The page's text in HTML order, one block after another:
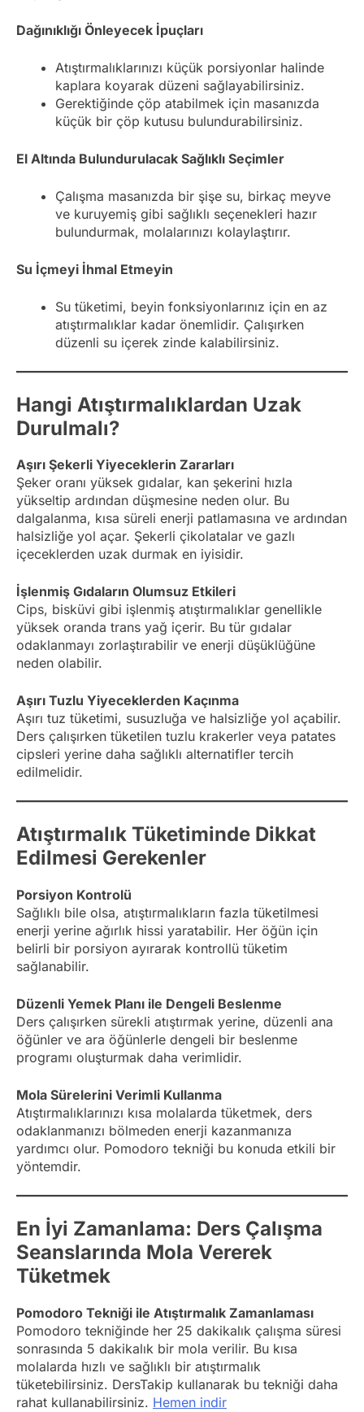
Dağınıklığı Önleyecek İpuçları
Atıştırmalıklarınızı küçük porsiyonlar halinde
kaplara koyarak düzeni sağlayabilirsiniz.
Gerektiğinde çöp atabilmek için masanızda
küçük bir çöp kutusu bulundurabilirsiniz.
El Altında Bulundurulacak Sağlıklı Seçimler
Çalışma masanızda bir şişe su, birkaç meyve
ve kuruyemiş gibi sağlıklı seçenekleri hazır
bulundurmak, molalarınızı kolaylaştırır.
Su İçmeyi İhmal Etmeyin
Su tüketimi, beyin fonksiyonlarınız için en az
atıştırmalıklar kadar önemlidir. Çalışırken
düzenli su içerek zinde kalabilirsiniz.
Hangi Atıştırmalıklardan Uzak
Durulmalı?
Aşırı Şekerli Yiyeceklerin Zararları
Şeker oranı yüksek gıdalar, kan şekerini hızla
yükseltip ardından düşmesine neden olur. Bu
dalgalanma, kısa süreli enerji patlamasına ve ardından
halsizliğe yol açar. Şekerli çikolatalar ve gazlı
içeceklerden uzak durmak en iyisidir.
İşlenmiş Gıdaların Olumsuz Etkileri
Cips, bisküvi gibi işlenmiş atıştırmalıklar genellikle
yüksek oranda trans yağ içerir. Bu tür gıdalar
odaklanmayı zorlaştırabilir ve enerji düşüklüğüne
neden olabilir.
Aşırı Tuzlu Yiyeceklerden Kaçınma
Aşırı tuz tüketimi, susuzluğa ve halsizliğe yol açabilir.
Ders çalışırken tüketilen tuzlu krakerler veya patates
cipsleri yerine daha sağlıklı alternatifler tercih
edilmelidir.
Atıştırmalık Tüketiminde Dikkat
Edilmesi Gerekenler
Porsiyon Kontrolü
Sağlıklı bile olsa, atıştırmalıkların fazla tüketilmesi
enerji yerine ağırlık hissi yaratabilir. Her öğün için
belirli bir porsiyon ayırarak kontrollü tüketim
sağlanabilir.
Düzenli Yemek Planı ile Dengeli Beslenme
Ders çalışırken sürekli atıştırmak yerine, düzenli ana
öğünler ve ara öğünlerle dengeli bir beslenme
programı oluşturmak daha verimlidir.
Mola Sürelerini Verimli Kullanma
Atıştırmalıklarınızı kısa molalarda tüketmek, ders
odaklanmanızı bölmeden enerji kazanmanıza
yardımcı olur. Pomodoro tekniği bu konuda etkili bir
yöntemdir.
En İyi Zamanlama: Ders Çalışma
Seanslarında Mola Vererek
Tüketmek
Pomodoro Tekniği ile Atıştırmalık Zamanlaması
Pomodoro tekniğinde her 25 dakikalık çalışma süresi
sonrasında 5 dakikalık bir mola verilir. Bu kısa
molalarda hızlı ve sağlıklı bir atıştırmalık
tüketebilirsiniz. DersTakip kullanarak bu tekniği daha
rahat kullanabilirsiniz. Hemen indir